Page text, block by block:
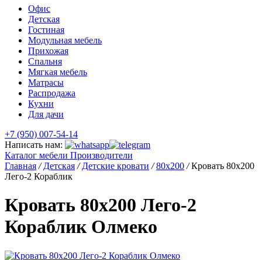
Офис
Детская
Гостиная
Модульная мебель
Прихожая
Спальня
Мягкая мебель
Матрасы
Распродажа
Кухни
Для дачи
+7 (950) 007-54-14
Написать нам:
Каталог мебели Производители
Главная / Детская / Детские кровати / 80х200 / Кровать 80х200
Лего-2 Кораблик
Кровать 80х200 Лего-2
Кораблик Олмеко